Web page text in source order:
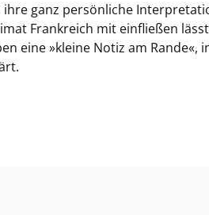
ganz persönliche
Frankreich mit einfließen
eine »kleine Notiz am Rande«,